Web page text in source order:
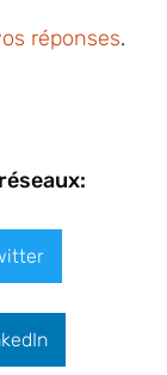
réponses.